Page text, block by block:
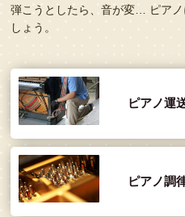
弾こうとしたら、音が変…
ピア
しょう。
ピアノ運
ピアノ調